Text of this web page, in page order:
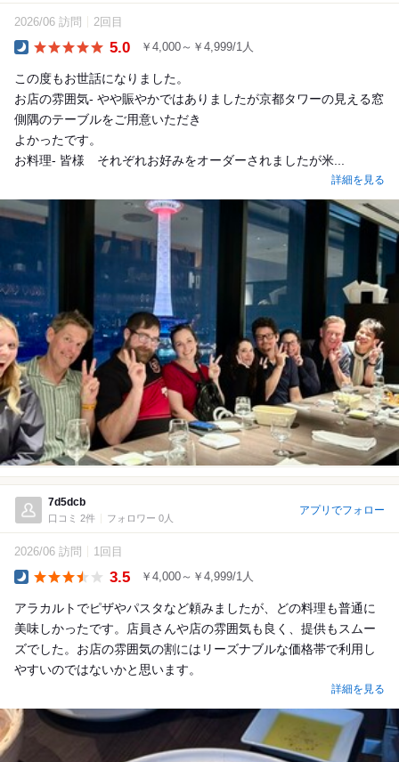
2026/06 訪問 2回目
5.0 ￥4,000～￥4,999/1人
この度もお世話になりました。
お店の雰囲気- やや賑やかではありましたが京都タワーの見える窓
側隅のテーブルをご用意いただき
よかったです。
お料理- 皆様 それぞれお好みをオーダーされましたが米...
詳細を見る
7d5dcb
口コミ 2件 フォロワー 0人
アプリでフォロー
2026/06 訪問 1回目
3.5 ￥4,000～￥4,999/1人
アラカルトでピザやパスタなど頼みましたが、どの料理も普通に
美味しかったです。店員さんや店の雰囲気も良く、提供もスムー
ズでした。お店の雰囲気の割にはリーズナブルな価格帯で利用し
やすいのではないかと思います。
詳細を見る